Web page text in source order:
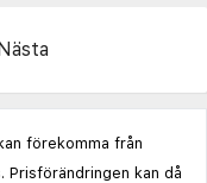
förekomma från
kan då